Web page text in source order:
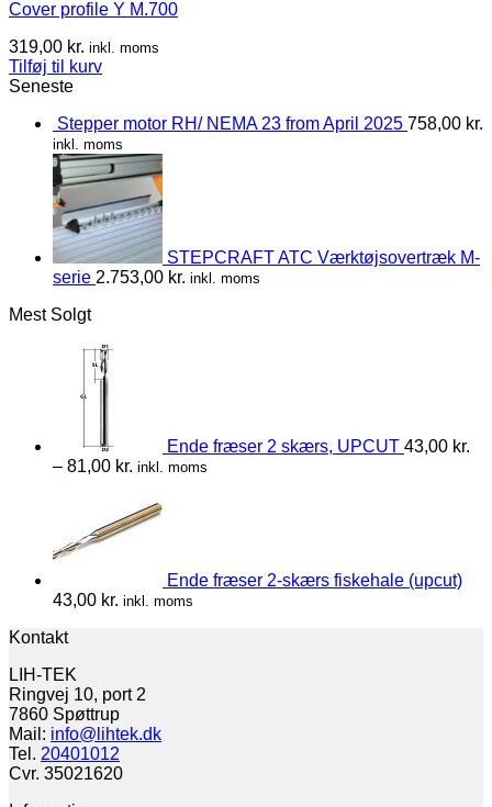
Cover profile Y M.700
319,00 kr. inkl. moms
Tilføj til kurv
Seneste
Stepper motor RH/ NEMA 23 from April 2025 758,00 kr.
inkl. moms
STEPCRAFT ATC Værktøjsovertræk M-
serie 2.753,00 kr. inkl. moms
Mest Solgt
Ende fræser 2 skærs, UPCUT 43,00 kr.
– 81,00 kr. inkl. moms
Ende fræser 2-skærs fiskehale (upcut)
43,00 kr. inkl. moms
Kontakt
LIH-TEK
Ringvej 10, port 2
7860 Spøttrup
Mail: info@lihtek.dk
Tel. 20401012
Cvr. 35021620